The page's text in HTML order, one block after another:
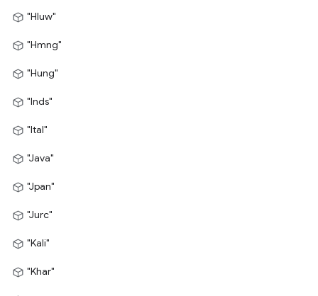
"Hluw"
"Hmng"
"Hung"
"Inds"
"Ital"
"Java"
"Jpan"
"Jurc"
"Kali"
"Khar"